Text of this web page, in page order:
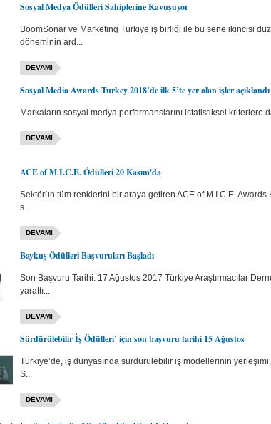
Sosyal Medya Ödülleri Sahiplerine Kavuşuyor
BoomSonar ve Marketing Türkiye iş birliği ile bu sene ikincisi
döneminin ard...
DEVAMI
Sosyal Media Awards Turkey 2018’de ilk 5’te yer alan işler açıklandı
Markaların sosyal medya performanslarını istatis­tiksel
DEVAMI
ACE of M.I.C.E. Ödülleri 20 Kasım'da
Sektörün tüm renklerini bir araya getiren ACE of M.I.C.E.
s...
DEVAMI
Baykuş Ödülleri Başvuruları Başladı
Son Başvuru Tarihi: 17 Ağustos 2017 Türkiye Araştırmacılar
yarattı...
DEVAMI
Sürdürülebilir İş Ödülleri’ için son başvuru tarihi 15 Ağustos
Türkiye’de, iş dünyasında sürdürülebilir iş modellerinin
S...
DEVAMI